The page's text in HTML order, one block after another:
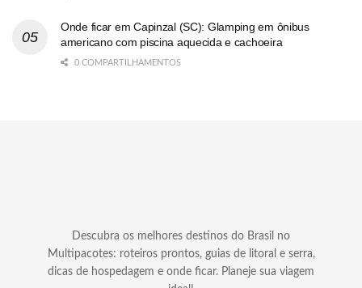
Onde ficar em Capinzal (SC): Glamping em ônibus
americano com piscina aquecida e cachoeira
0 COMPARTILHAMENTOS
Descubra os melhores destinos do Brasil no
Multipacotes: roteiros prontos, guias de litoral e serra,
dicas de hospedagem e onde ficar. Planeje sua viagem